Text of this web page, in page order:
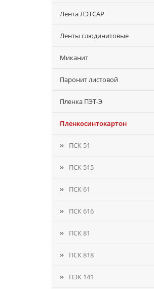
Лента ЛЭТСАР
Ленты слюдинитовые
Миканит
Паронит листовой
Пленка ПЭТ-Э
Пленкосинтокартон
ПСК 51
ПСК 515
ПСК 61
ПСК 616
ПСК 81
ПСК 818
ПЭК 141